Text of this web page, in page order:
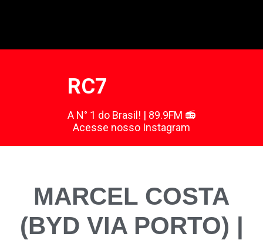
RC7
A N° 1 do Brasil! | 89.9FM 📻
Acesse nosso Instagram
MARCEL COSTA
(BYD VIA PORTO) |